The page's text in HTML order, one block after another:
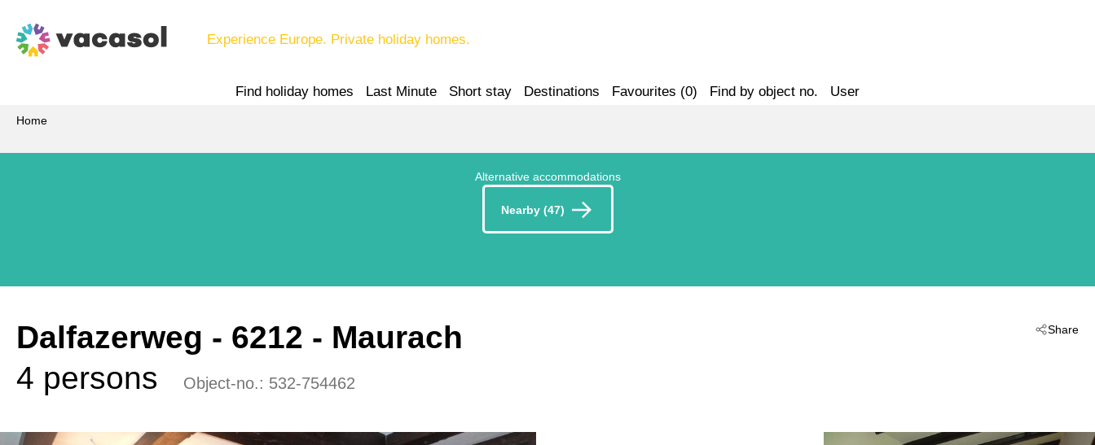
Experience Europe. Private holiday homes.
Find holiday homes Last Minute Short stay Destinations Favourites (0) Find by object no. User
Home
Alternative accommodations
Nearby (47)
Share
Dalfazerweg - 6212 - Maurach
4 persons
Object-no.: 532-754462